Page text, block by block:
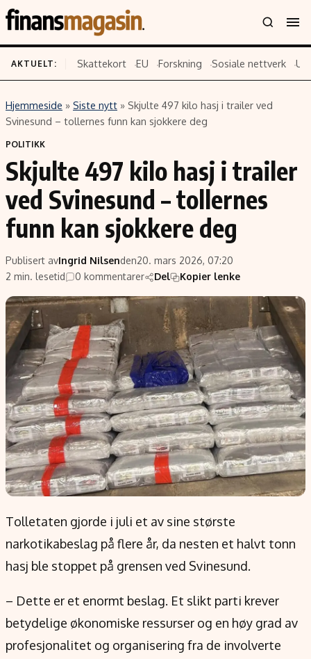
Innhold
Siste nytt
Eiendom
Energi og klima
Finans
Fritid
Verden
Emner
Økonomi
Politikk
Selskaper
Teknologi
Aksjer
Populær
Forskning
Google
Kunstig intelligens
Infrastruktur
BitCoin
EU-Kommisjonen
Grønt skifte
Retningslinjer
Personvernerklæring
Annonsepolicy
Brukervilkår
Cookiepolicy
Retningslinjer for rettelser
Redaksjonell policy
Informasjon
Om oss
Kontakt oss
Etiske retningslinjer
Verdensnyheter
Alt om penger på engelsk
AKTUELT: Skattekort EU Forskning Sosiale nettverk
Hjemmeside » Siste nytt » Skjulte 497 kilo hasj i trailer ved
Svinesund – tollernes funn kan sjokkere deg
POLITIKK
Skjulte 497 kilo hasj i trailer
ved Svinesund – tollernes
funn kan sjokkere deg
Publisert avIngrid Nilsenden20. mars 2026, 07:20
2 min. lesetid
0 kommentarer Del Kopier lenke
Tolletaten gjorde i juli et av sine største
narkotikabeslag på flere år, da nesten et halvt tonn
hasj ble stoppet på grensen ved Svinesund.
– Dette er et enormt beslag. Et slikt parti krever
betydelige økonomiske ressurser og en høy grad av
profesjonalitet og organisering fra de involverte